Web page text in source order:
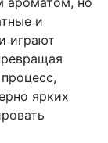
и
играют
ярких